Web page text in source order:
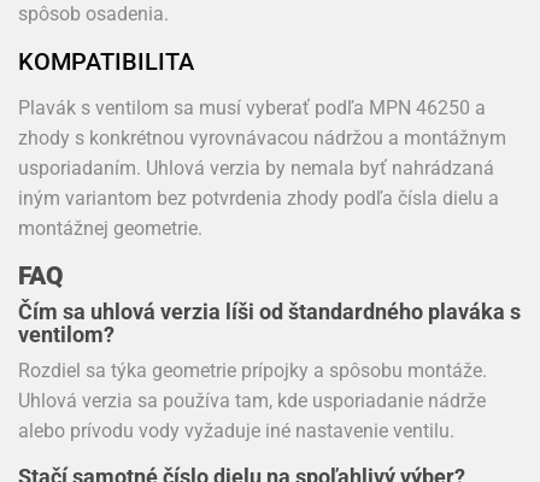
spôsob osadenia.
KOMPATIBILITA
Plavák s ventilom sa musí vyberať podľa MPN 46250 a
zhody s konkrétnou vyrovnávacou nádržou a montážnym
usporiadaním. Uhlová verzia by nemala byť nahrádzaná
iným variantom bez potvrdenia zhody podľa čísla dielu a
montážnej geometrie.
FAQ
Čím sa uhlová verzia líši od štandardného plaváka s
ventilom?
Rozdiel sa týka geometrie prípojky a spôsobu montáže.
Uhlová verzia sa používa tam, kde usporiadanie nádrže
alebo prívodu vody vyžaduje iné nastavenie ventilu.
Stačí samotné číslo dielu na spoľahlivý výber?